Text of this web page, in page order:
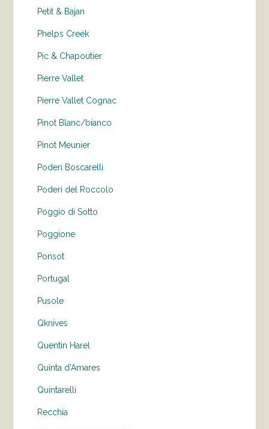
Petit & Bajan
Phelps Creek
Pic & Chapoutier
Pierre Vallet
Pierre Vallet Cognac
Pinot Blanc/bianco
Pinot Meunier
Poderi Boscarelli
Poderi del Roccolo
Poggio di Sotto
Poggione
Ponsot
Portugal
Pusole
Qknives
Quentin Harel
Quinta d'Amares
Quintarelli
Recchia